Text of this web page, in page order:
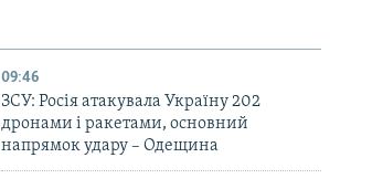
09:46
ЗСУ: Росія атакувала Україну 202
дронами і ракетами, основний
напрямок удару – Одещина